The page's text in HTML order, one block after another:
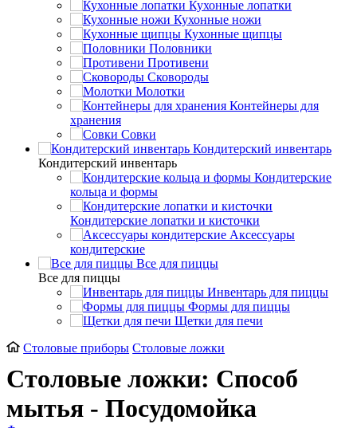
Кухонные лопатки
Кухонные ножи
Кухонные щипцы
Половники
Противени
Сковороды
Молотки
Контейнеры для
хранения
Совки
Кондитерский инвентарь
Кондитерский инвентарь
Кондитерские
кольца и формы
Кондитерские лопатки и кисточки
Аксессуары
кондитерские
Все для пиццы
Все для пиццы
Инвентарь для пиццы
Формы для пиццы
Щетки для печи
Cтоловые приборы Столовые ложки
Столовые ложки: Способ
мытья - Посудомойка